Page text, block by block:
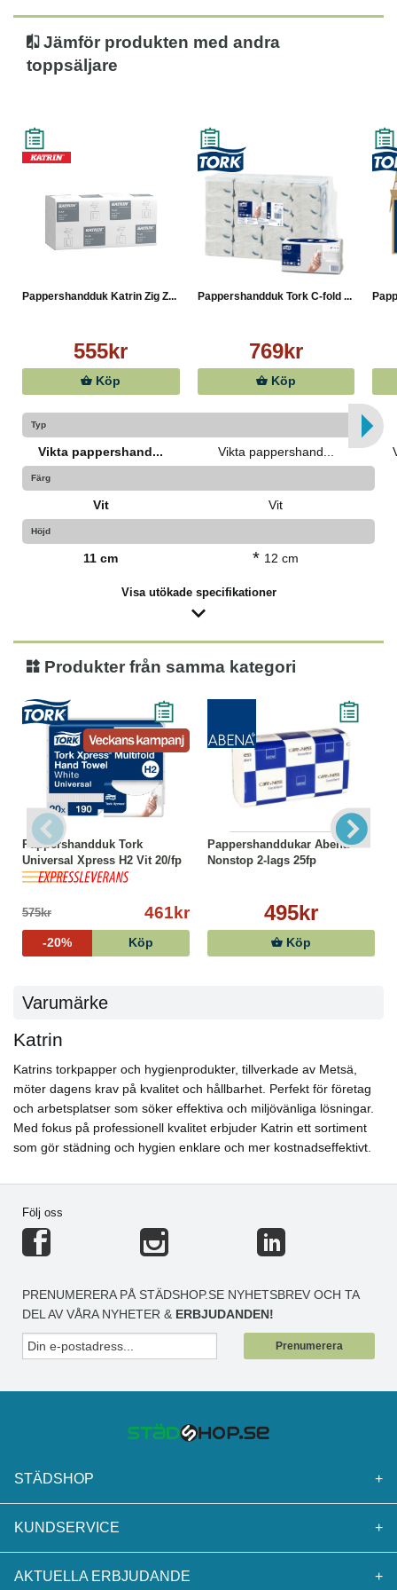
Jämför produkten med andra
toppsäljare
Pappershandduk Katrin Zig Z...
555kr
Köp
Pappershandduk Tork C-fold ...
769kr
Köp
Typ
Vikta pappershand... Vikta pappershand...
Färg
Vit Vit
Höjd
11 cm * 12 cm
Visa utökade specifikationer
Produkter från samma kategori
Pappershandduk Tork
Universal Xpress H2 Vit 20/fp
575kr 461kr
-20% Köp
Pappershanddukar Abena
Nonstop 2-lags 25fp
495kr
Köp
Varumärke
Katrin
Katrins torkpapper och hygienprodukter, tillverkade av Metsä,
möter dagens krav på kvalitet och hållbarhet. Perfekt för företag
och arbetsplatser som söker effektiva och miljövänliga lösningar.
Med fokus på professionell kvalitet erbjuder Katrin ett sortiment
som gör städning och hygien enklare och mer kostnadseffektivt.
Följ oss
PRENUMERERA PÅ STÄDSHOP.SE NYHETSBREV OCH TA
DEL AV VÅRA NYHETER & ERBJUDANDEN!
Prenumerera
STÄDSHOP +
KUNDSERVICE +
AKTUELLA ERBJUDANDE +